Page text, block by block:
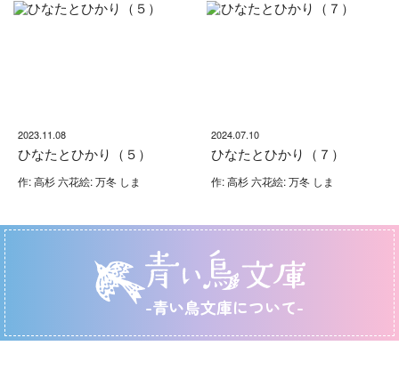
2023.11.08
ひなたとひかり（５）
作: 高杉 六花絵: 万冬 しま
2024.07.10
ひなたとひかり（７）
作: 高杉 六花絵: 万冬 しま
-青い鳥文庫について-